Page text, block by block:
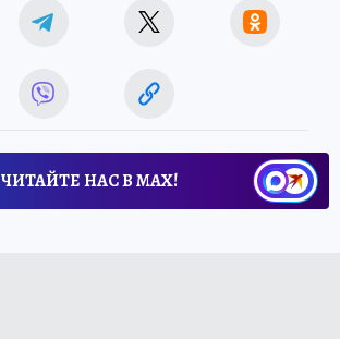
ЧИТАЙТЕ НАС В МАХ!